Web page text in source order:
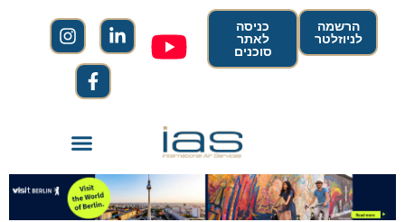
הרשמה
לניוזלטר
כניסה
לאתר
סוכנים